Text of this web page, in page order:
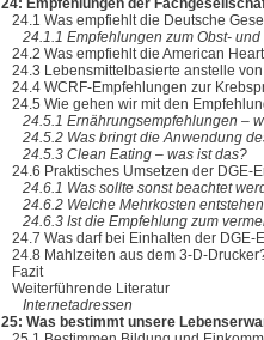
24: Empfehlungen der
24.1 Was empfiehlt die Deutsche
24.1.1 Empfehlungen zum Obst-
24.2 Was empfiehlt die American
24.3 Lebensmittelbasierte anstelle
24.4 WCRF-Empfehlungen zur
24.5 Wie gehen wir mit den
24.5.1 Ernährungsempfehlungen –
24.5.2 Was bringt die Anwendung
24.5.3 Clean Eating – was ist das?
24.6 Praktisches Umsetzen der DGE-
24.6.1 Was sollte sonst beachtet
24.6.2 Welche Mehrkosten
24.6.3 Ist die Empfehlung zum
24.7 Was darf bei Einhalten der
24.8 Mahlzeiten aus dem 3-D-
Fazit
Weiterführende Literatur
Internetadressen
25: Was bestimmt unsere